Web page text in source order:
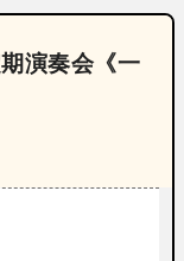
演奏会《一